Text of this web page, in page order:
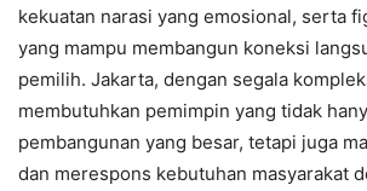
kekuatan narasi yang emosional, serta
yang mampu membangun koneksi
pemilih. Jakarta, dengan segala
membutuhkan pemimpin yang tidak
pembangunan yang besar, tetapi juga
dan merespons kebutuhan masyarakat